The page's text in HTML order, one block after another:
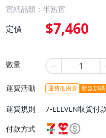
宣紙品類：半熟宣
定價 $7,460
數量
運費活動 運費抵用券 驚喜加
運費規則
7-ELEVEN取貨付
富取貨付款【單
【單件運費$130】
付款方式